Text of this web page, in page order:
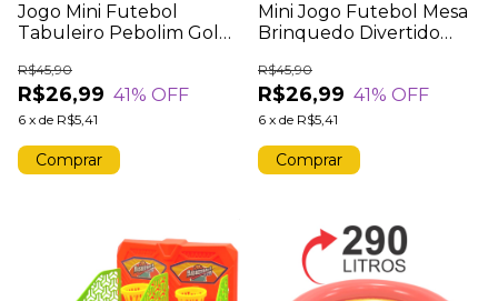
Jogo Mini Futebol
Tabuleiro Pebolim Gol
R$26,99
R$45,90
41% OFF
6 x de R$5,41
Mini Jogo Futebol Mesa
Brinquedo Divertido
R$26,99
R$45,90
41% OFF
6 x de R$5,41